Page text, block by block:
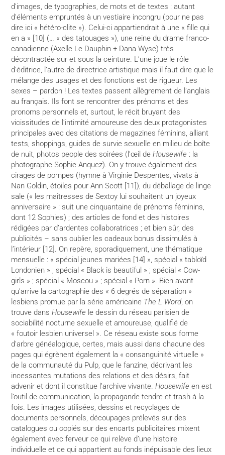
d’images, de typographies, de mots et de textes : autant
d’éléments empruntés à un vestiaire incongru (pour ne pas
dire ici « hétéro-clite »). Celui-ci appartiendrait à une « fille qui
en a » [10] (… « des tatouages »), une reine du drame franco-
canadienne (Axelle Le Dauphin + Dana Wyse) très
décontractée sur et sous la ceinture. L’une joue le rôle
d’éditrice, l’autre de directrice artistique mais il faut dire que le
mélange des usages et des fonctions est de rigueur. Les
sexes – pardon ! Les textes passent allègrement de l’anglais
au français. Ils font se rencontrer des prénoms et des
pronoms personnels et, surtout, le récit bruyant des
vicissitudes de l’intimité amoureuse des deux protagonistes
principales avec des citations de magazines féminins, alliant
tests, shoppings, guides de survie sexuelle en milieu de boîte
de nuit, photos people des soirées (l’œil deHousewife : la
photographe Sophie Anquez). On y trouve également des
cirages de pompes (hymne à Virginie Despentes, vivats à
Nan Goldin, étoiles pour Ann Scott [11]), du déballage de linge
sale (« les maîtresses de Sextoy lui souhaitent un joyeux
anniversaire » : suit une cinquantaine de prénoms féminins,
dont 12 Sophies) ; des articles de fond et des histoires
rédigées par d’ardentes collaboratrices ; et bien sûr, des
publicités – sans oublier les cadeaux bonus dissimulés à
l’intérieur [12]. On repère, sporadiquement, une thématique
mensuelle : « spécial jeunes mariées [14] », spécial « tabloïd
Londonien » ; spécial « Black is beautiful » ; spécial « Cow-
girls » ; spécial « Moscou » ; spécial « Porn ». Bien avant
qu’arrive la cartographie des « 6 degrés de séparation »
lesbiens promue par la série américaine The L Word, on
trouve dansHousewife le dessin du réseau parisien de
sociabilité nocturne sexuelle et amoureuse, qualifié de
« foutoir lesbien universel ». Ce réseau existe sous forme
d’arbre généalogique, certes, mais aussi dans chacune des
pages qui égrènent également la « consanguinité virtuelle »
de la communauté du Pulp, que le fanzine, décrivant les
incessantes mutations des relations et des désirs, fait
advenir et dont il constitue l’archive vivante.Housewife en est
l’outil de communication, la propagande tendre et trash à la
fois. Les images utilisées, dessins et recyclages de
documents personnels, découpages prélevés sur des
catalogues ou copiés sur des encarts publicitaires mixent
également avec ferveur ce qui relève d’une histoire
individuelle et ce qui appartient au fonds inépuisable des lieux